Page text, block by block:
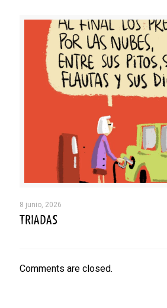
8 junio, 2026
TRIADAS
Comments are closed.